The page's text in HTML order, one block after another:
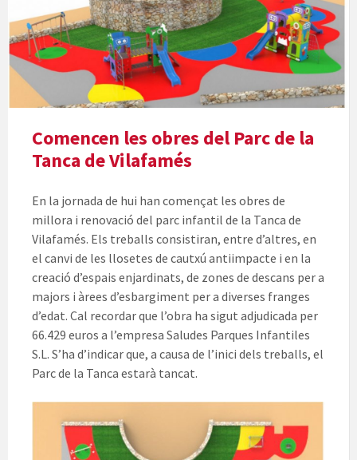
Comencen les obres del Parc de la
Tanca de Vilafamés
En la jornada de hui han començat les obres de
millora i renovació del parc infantil de la Tanca de
Vilafamés. Els treballs consistiran, entre d’altres, en
el canvi de les llosetes de cautxú antiimpacte i en la
creació d’espais enjardinats, de zones de descans per a
majors i àrees d’esbargiment per a diverses franges
d’edat. Cal recordar que l’obra ha sigut adjudicada per
66.429 euros a l’empresa Saludes Parques Infantiles
S.L. S’ha d’indicar que, a causa de l’inici dels treballs, el
Parc de la Tanca estarà tancat.